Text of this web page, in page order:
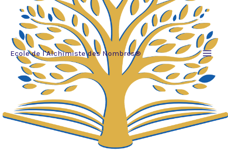
Ecole de l'Alchimiste des Nombres®